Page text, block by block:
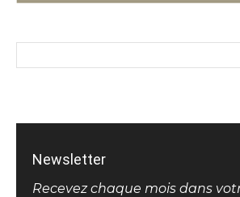
Newsletter
Recevez chaque mois dans